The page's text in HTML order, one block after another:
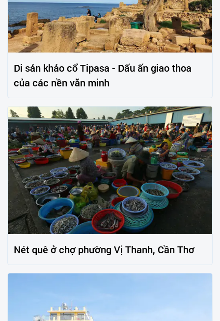
Di sản khảo cổ Tipasa - Dấu ấn giao thoa
của các nền văn minh
Nét quê ở chợ phường Vị Thanh, Cần Thơ